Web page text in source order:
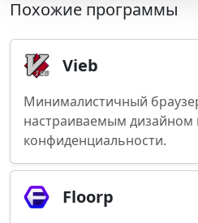
Похожие программы
Vieb
Минималистичный
настраиваемым дизайном
конфиденциальности.
Floorp